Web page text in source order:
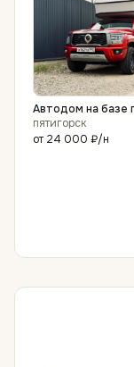
Автодом на базе
Kong Poer
пятигорск
от 24 000 ₽/н